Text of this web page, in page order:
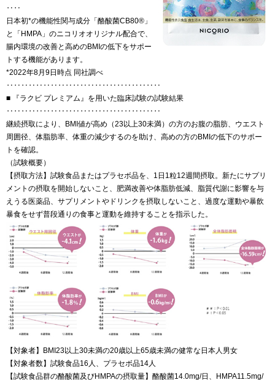
‥‥
日本初*の機能性関与成分「酪酸菌CB80®」
と「HMPA」のニコリオオリジナル配合で、
腸内環境の改善と高めのBMIの低下をサポー
トする機能があります。
*2022年8月9日時点 同社調べ
‥‥‥‥‥‥‥‥‥‥‥‥‥‥‥‥‥‥‥‥‥
■ 『ラクビ プレミアム』を用いた臨床試験の試験結果
‥‥‥‥‥‥‥‥‥‥‥‥‥‥‥‥‥‥‥‥‥
継続摂取により、BMI値が高め（23以上30未満）の方のお腹の脂肪、ウエスト
周囲径、体脂肪率、体重の減少するのを助け、高めの方のBMIの低下のサポー
トを確認。
（試験概要）
【摂取方法】試験食品またはプラセボ品を、1日1粒12週間摂取。新たにサプリ
メントの摂取を開始しないこと、肥満改善や体脂肪低減、脂質代謝に影響を与
えうる医薬品、サプリメントやドリンクを摂取しないこと、過度な運動や暴飲
暴食をせず普段通りの食事と運動を維持することを指示した。
【対象者】BMI23以上30未満の20歳以上65歳未満の健常な日本人男女
【対象者数】試験食品16人、プラセボ品14人
【試験食品群の酪酸菌及びHMPAの摂取量】酪酸菌14.0mg/日、HMPA11.5mg/